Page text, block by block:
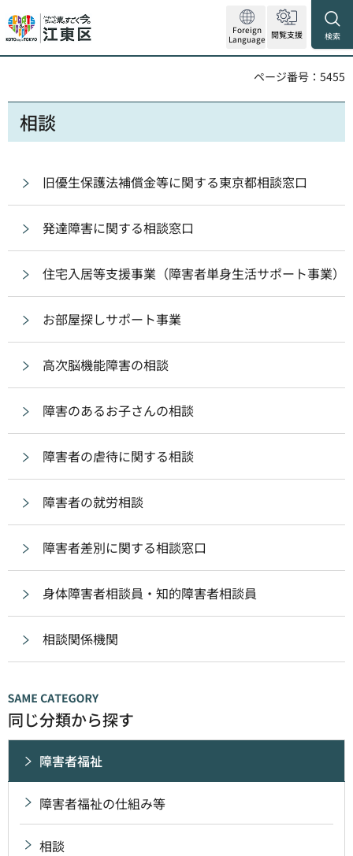
Foreign
Language 閲覧支援 検索
ページ番号：5455
相談
旧優生保護法補償金等に関する東京都相談窓口
発達障害に関する相談窓口
住宅入居等支援事業（障害者単身生活サポート事業）
お部屋探しサポート事業
高次脳機能障害の相談
障害のあるお子さんの相談
障害者の虐待に関する相談
障害者の就労相談
障害者差別に関する相談窓口
身体障害者相談員・知的障害者相談員
相談関係機関
同じ分類から探す
障害者福祉
障害者福祉の仕組み等
相談